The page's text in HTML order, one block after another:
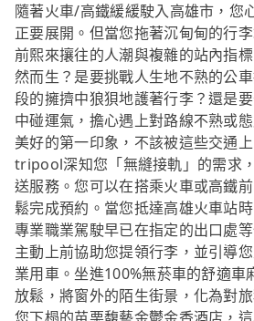
隨著火車/高鐵緩緩駛入高雄市，您
正要展開。但當您拖著沉甸甸的行
前熙來攘往的人潮與複雜的站內指
然而生？是要挑戰人生地不熟的公
段的擁擠中狼狽地護著行李？還是
中碰運氣，擔心遇上對路線不熟或
美好的第一印象，不該被這些交通
tripool深知您「無縫接軌」的需求
送服務。您可以在搭乘火車或高鐵
鬆完成預約。當您抵達高雄火車站
專業職業駕駛早已在指定的出口處
主動上前協助您提領行李，並引導
業用車。坐進100%無菸車的舒適車
放鬆，將窗外的陌生街景，化為對